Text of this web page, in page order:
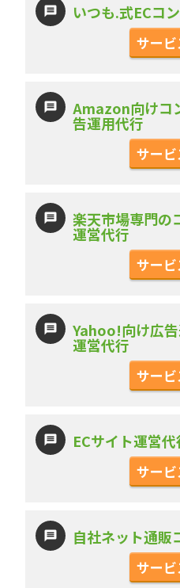
いつも.式ECコ
サー
Amazon向けコ
告運用代行
サー
楽天市場専門の
運営代行
サー
Yahoo!向け広
運営代行
サー
ECサイト運営代
サー
自社ネット通販
サー